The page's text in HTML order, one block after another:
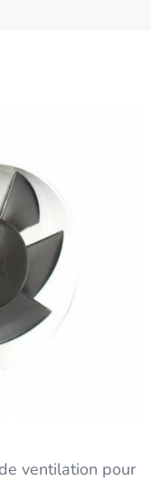
ventilation pour